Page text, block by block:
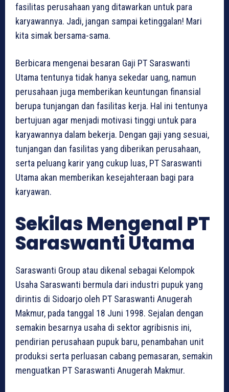
fasilitas perusahaan yang ditawarkan untuk para
karyawannya. Jadi, jangan sampai ketinggalan! Mari
kita simak bersama-sama.
Berbicara mengenai besaran Gaji PT Saraswanti
Utama tentunya tidak hanya sekedar uang, namun
perusahaan juga memberikan keuntungan finansial
berupa tunjangan dan fasilitas kerja. Hal ini tentunya
bertujuan agar menjadi motivasi tinggi untuk para
karyawannya dalam bekerja. Dengan gaji yang sesuai,
tunjangan dan fasilitas yang diberikan perusahaan,
serta peluang karir yang cukup luas, PT Saraswanti
Utama akan memberikan kesejahteraan bagi para
karyawan.
Sekilas Mengenal PT
Saraswanti Utama
Saraswanti Group atau dikenal sebagai Kelompok
Usaha Saraswanti bermula dari industri pupuk yang
dirintis di Sidoarjo oleh PT Saraswanti Anugerah
Makmur, pada tanggal 18 Juni 1998. Sejalan dengan
semakin besarnya usaha di sektor agribisnis ini,
pendirian perusahaan pupuk baru, penambahan unit
produksi serta perluasan cabang pemasaran, semakin
menguatkan PT Saraswanti Anugerah Makmur.